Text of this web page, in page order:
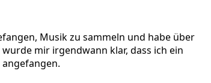
Musik zu sammeln und habe über
mir irgendwann klar, dass ich ein